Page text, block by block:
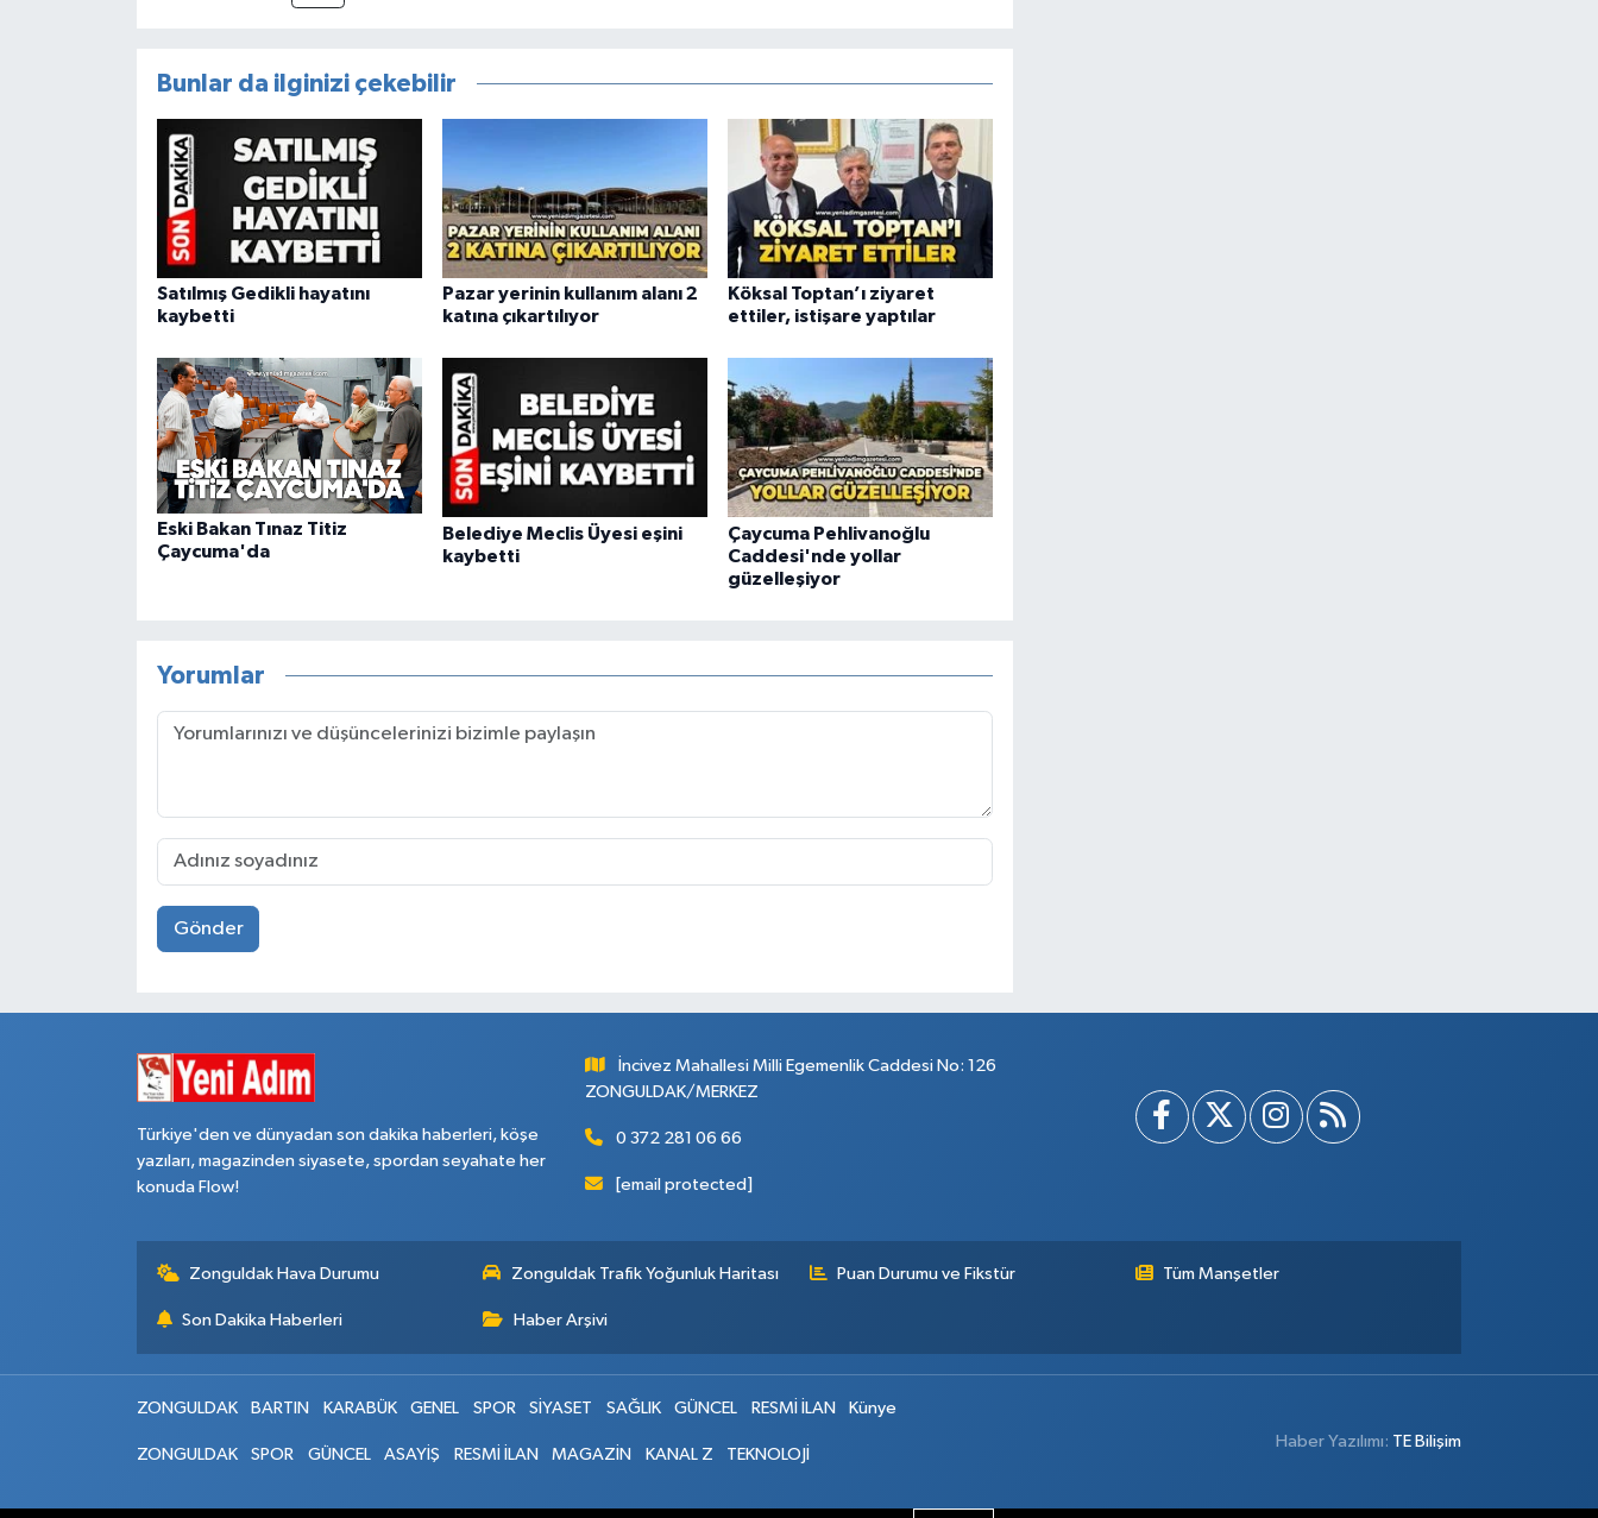
Bunlar da ilginizi çekebilir
Satılmış Gedikli hayatını
kaybetti
Pazar yerinin kullanım alanı 2
katına çıkartılıyor
Köksal Toptan’ı ziyaret
ettiler, istişare yaptılar
Eski Bakan Tınaz Titiz
Çaycuma'da
Belediye Meclis Üyesi eşini
kaybetti
Çaycuma Pehlivanoğlu
Caddesi'nde yollar
güzelleşiyor
Yorumlar
Gönder
Türkiye'den ve dünyadan son dakika haberleri, köşe
yazıları, magazinden siyasete, spordan seyahate her
konuda Flow!
İncivez Mahallesi Milli Egemenlik Caddesi No: 126
ZONGULDAK/MERKEZ
0 372 281 06 66
[email protected]
Zonguldak Hava Durumu Zonguldak Trafik Yoğunluk Haritası Puan Durumu ve Fikstür Tüm Manşetler
Son Dakika Haberleri Haber Arşivi
ZONGULDAK BARTIN KARABÜK GENEL SPOR SİYASET SAĞLIK GÜNCEL RESMİ İLAN Künye
ZONGULDAK SPOR GÜNCEL ASAYİŞ RESMİ İLAN MAGAZİN KANAL Z TEKNOLOJİ
Haber Yazılımı: TE Bilişim